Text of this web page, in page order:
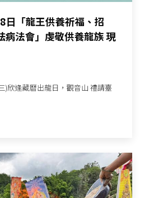
日「龍王供養祈福、招
病法會」虔敬供養龍族 現
)欣逢藏曆出龍日，觀音山 禮請臺